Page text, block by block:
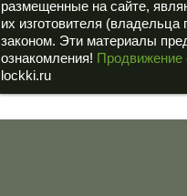
размещенные на сайте,
их изготовителя (владельца
законом. Эти материалы
ознакомления! Продвижение
lockki.ru